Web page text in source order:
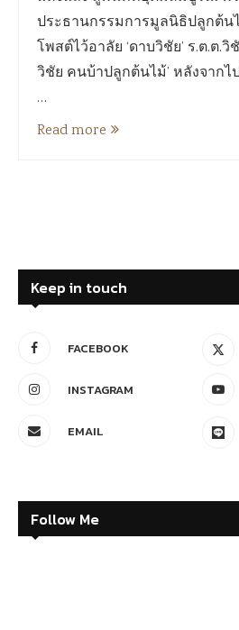
ประธานกรรมการมูลนิธิปลูกต้น
โพสต์ไว้อาลัย ‘ดาบวิชัย’ ร.ต.ต.
วิชัย คนบ้าปลูกต้นไม้’ หลังจากไ
…
Read more
Keep in touch
FACEBOOK
INSTAGRAM
EMAIL
Follow Me